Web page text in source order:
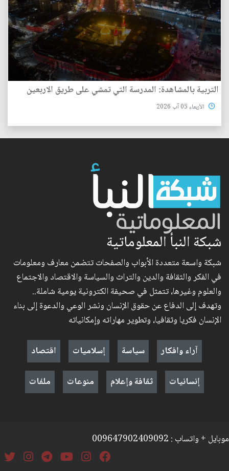
التربية بالمشاهدة: المدرسة التي تمشي على طريق الاربعين
الأربعاء 05 آب 2026
شبكة النبأ المعلوماتية
شبكة واسعة متعددة الأبواب والصفحات تتضمن معارف ومعلومات
في الفكر والثقافة والدين والتراث والسياسة والاقتصاد والاجتماع
والعلوم وغيرها، تتمثل في صحيفة الكترونية يومية شاملة..
وتهدف إلى الدفاع عن حقوق الإنسان ونشر الوعي والدعوة إلى بناء
الإنسان فكريا وثقافيا، وتطوير مهاراته وإمكانياته
آراء وافكار
سياسة إسلاميات
اقتصاد
إنسانيات
ثقافة وإعلام منوعات ملفات
موبايل + واتساب : 009647902409092